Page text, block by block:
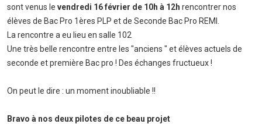
sont venus le vendredi 16 février de 10h à 12h rencontrer nos
élèves de Bac Pro 1ères PLP et de Seconde Bac Pro REMI.
La rencontre a eu lieu en salle 102
Une très belle rencontre entre les "anciens " et élèves actuels de
seconde et première Bac pro ! Des échanges fructueux !
On peut le dire : un moment inoubliable !!
Bravo à nos deux pilotes de ce beau projet